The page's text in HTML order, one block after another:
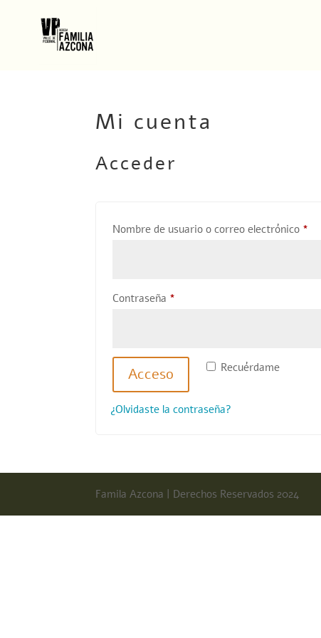
Mi cuenta
Acceder
Nombre de usuario o correo electrónico *
Contraseña *
Recuérdame
Acceso
¿Olvidaste la contraseña?
Famila Azcona | Derechos Reservados 2024